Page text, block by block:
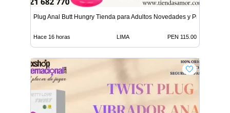
Plug Anal Butt Hungry Tienda para Adultos Novedades y Produ
Hace 16 horas LIMA PEN 115.00